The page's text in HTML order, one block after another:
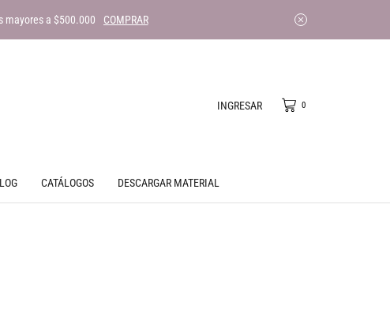
mayores a $500.000 COMPRAR
INGRESAR 0
CATÁLOGOS DESCARGAR MATERIAL